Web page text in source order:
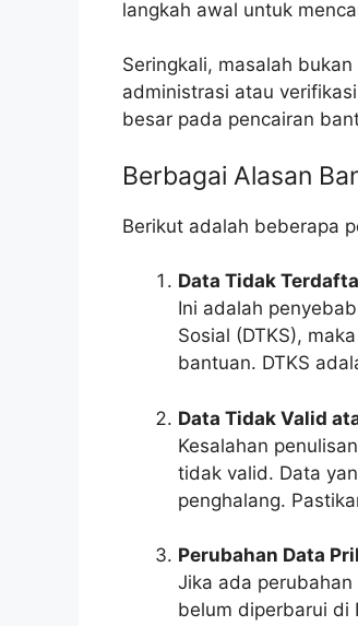
langkah awal untuk
Seringkali, masalah
administrasi atau
besar pada pencairan
Berbagai Alasan
Berikut adalah beberapa
Data Tidak
Ini adalah
Sosial (DTKS),
bantuan. DTKS
Data Tidak Valid
Kesalahan
tidak valid. Data
penghalang.
Perubahan Data
Jika ada
belum diperbarui di